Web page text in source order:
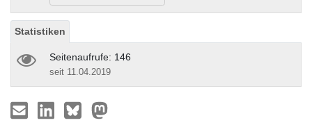
Statistiken
Seitenaufrufe: 146
seit 11.04.2019